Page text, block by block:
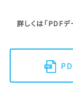
詳しくは「PDF